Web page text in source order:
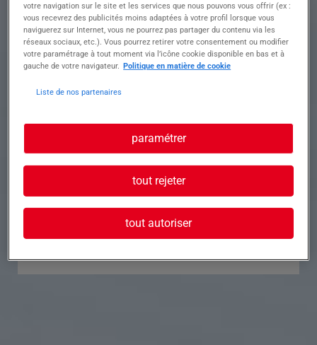
Référence Annonce n°
Contact
Tél.
Postuler à cette offre
votre navigation sur le site et les services que nous pouvons vous offrir (ex :
vous recevrez des publicités moins adaptées à votre profil lorsque vous
naviguerez sur Internet, vous ne pourrez pas partager du contenu via les
réseaux sociaux, etc.). Vous pourrez retirer votre consentement ou modifier
votre paramétrage à tout moment via l’icône cookie disponible en bas et à
gauche de votre navigateur. Politique en matière de cookie
Liste de nos partenaires
paramétrer
tout rejeter
tout autoriser